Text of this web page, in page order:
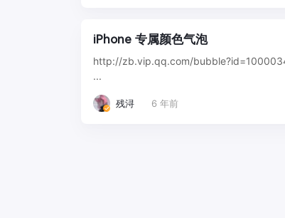
iPhone 专属颜色气泡
http://zb.vip.qq.com/
...
残浔 6 年前